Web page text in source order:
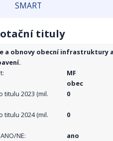
SMART
tituly
a obnovy obecní infrastruktury
MF
obec
titulu 2023 (mil.
0
titulu 2024 (mil.
0
NE:
ano